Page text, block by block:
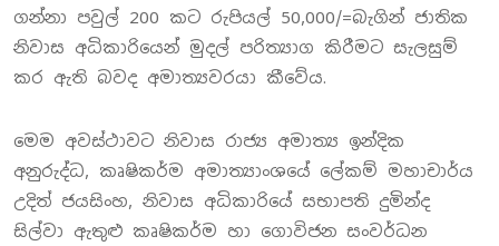
ගන්නා පවුල් 200 කට රුපියල් 50,000/=බැගින් ජාතික
නිවාස අධිකාරියෙන් මුදල් පරිත්‍යාග කිරීමට සැලසුම්
කර ඇති බවද අමාත්‍යවරයා කීවේය.
මෙම අවස්ථාවට නිවාස රාජ්‍ය අමාත්‍ය ඉන්දික
අනුරුද්ධ, කෘෂිකර්ම අමාත්‍යාංශයේ ලේකම් මහාචාර්ය
උදිත් ජයසිංහ, නිවාස අධිකාරියේ සභාපති දුමින්ද
සිල්වා ඇතුළු කෘෂිකර්ම හා ගොවිජන සංවර්ධන